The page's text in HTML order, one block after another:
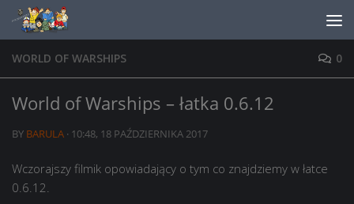
Skip to content
WORLD OF WARSHIPS 0
World of Warships – łatka 0.6.12
BY BARULA · 10:48, 18 PAŹDZIERNIKA 2017
Wczorajszy filmik opowiadający o tym co znajdziemy w łatce
0.6.12.